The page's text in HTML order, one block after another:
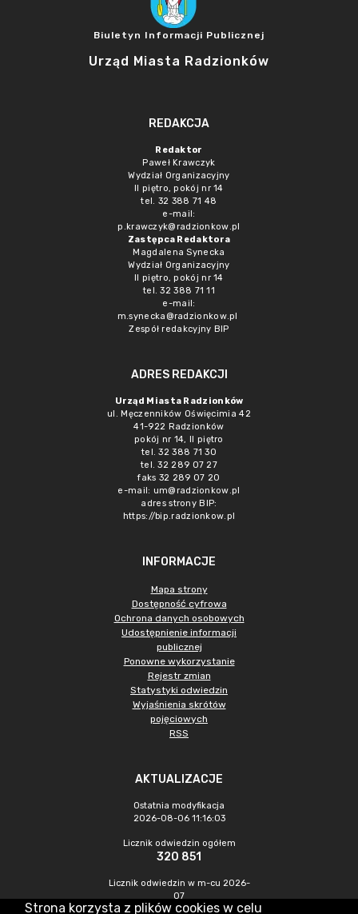
Biuletyn Informacji Publicznej
Urząd Miasta Radzionków
REDAKCJA
Redaktor
Paweł Krawczyk
Wydział Organizacyjny
II piętro, pokój nr 14
tel. 32 388 71 48
e-mail:
p.krawczyk@radzionkow.pl
Zastępca Redaktora
Magdalena Synecka
Wydział Organizacyjny
II piętro, pokój nr 14
tel. 32 388 71 11
e-mail:
m.synecka@radzionkow.pl
Zespół redakcyjny BIP
ADRES REDAKCJI
Urząd Miasta Radzionków
ul. Męczenników Oświęcimia 42
41-922 Radzionków
pokój nr 14, II piętro
tel. 32 388 71 30
tel. 32 289 07 27
faks 32 289 07 20
e-mail: um@radzionkow.pl
adres strony BIP:
https://bip.radzionkow.pl
INFORMACJE
Mapa strony
Dostępność cyfrowa
Ochrona danych osobowych
Udostępnienie informacji
publicznej
Ponowne wykorzystanie
Rejestr zmian
Statystyki odwiedzin
Wyjaśnienia skrótów
pojęciowych
RSS
AKTUALIZACJE
Ostatnia modyfikacja
2026-08-06 11:16:03
Licznik odwiedzin ogółem
320 851
Licznik odwiedzin w m-cu 2026-
07
910
Strona korzysta z plików cookies w celu